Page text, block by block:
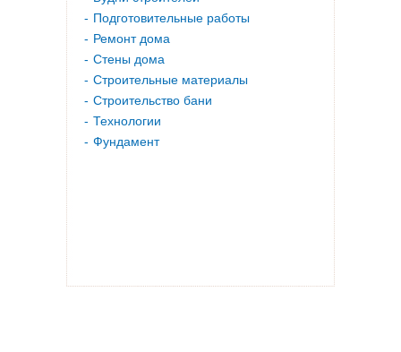
Подготовительные работы
Ремонт дома
Стены дома
Строительные материалы
Строительство бани
Технологии
Фундамент